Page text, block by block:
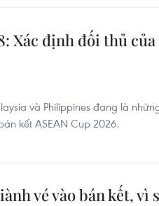
Xác định đối thủ
và Philippines đang là
kết ASEAN Cup 2026.
vé vào bán kết, vì